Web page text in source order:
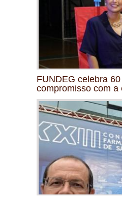
FUNDEG celebra
compromisso com a